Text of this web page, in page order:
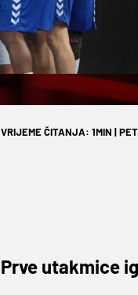
VRIJEME ČITANJA: 1MIN |
Prve utakmice